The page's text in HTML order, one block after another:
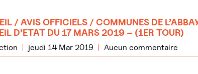
/AVIS OFFICIELS / COMMUNES DE
D’ETAT DU 17 MARS 2019 – (1ER TOUR)
jeudi 14 Mar 2019 Aucun commentaire